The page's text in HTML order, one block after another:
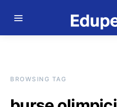
BROWSING TAG